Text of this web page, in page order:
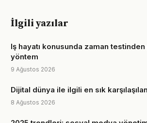
İlgili yazılar
Iş hayatı konusunda zaman
yöntem
9 Ağustos 2026
Dijital dünya ile ilgili en sık
8 Ağustos 2026